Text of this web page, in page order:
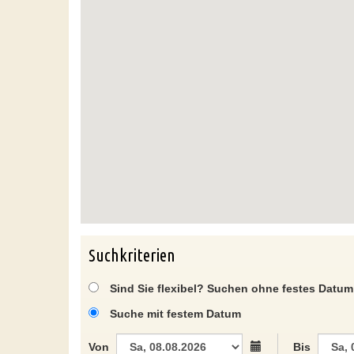
Suchkriterien
Sind Sie flexibel? Suchen ohne festes Datum
Suche mit festem Datum
Von Bis